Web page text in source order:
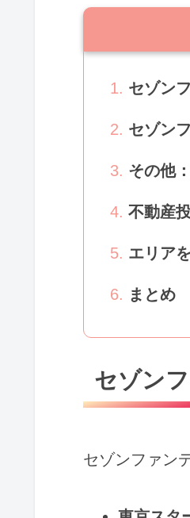
セゾン
セゾン
その他
不動産
エリア
まとめ
セゾン
セゾンファン